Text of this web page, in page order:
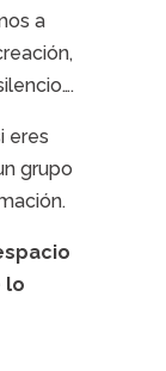
a
eres
grupo
lo